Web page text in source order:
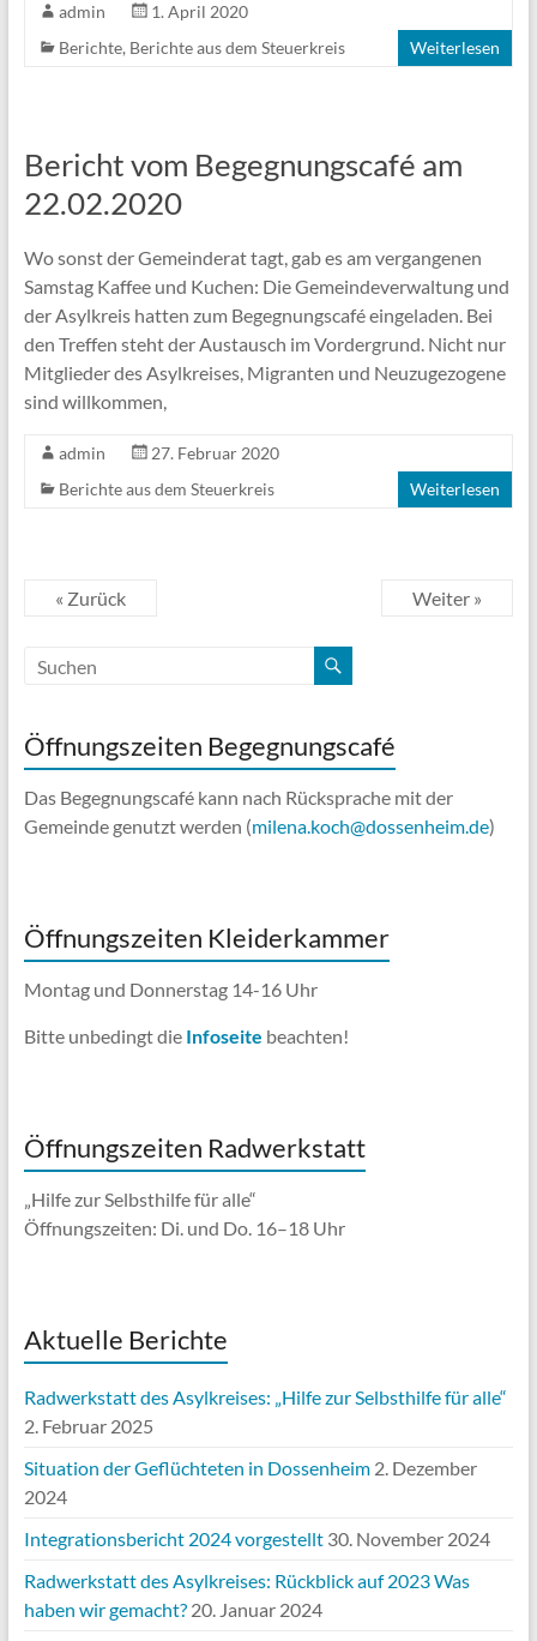
admin
1. April 2020
Berichte, Berichte aus dem Steuerkreis Weiterlesen
Bericht vom Begegnungscafé am
22.02.2020
Wo sonst der Gemeinderat tagt, gab es am vergangenen
Samstag Kaffee und Kuchen: Die Gemeindeverwaltung und
der Asylkreis hatten zum Begegnungscafé eingeladen. Bei
den Treffen steht der Austausch im Vordergrund. Nicht nur
Mitglieder des Asylkreises, Migranten und Neuzugezogene
sind willkommen,
admin
27. Februar 2020
Berichte aus dem Steuerkreis
Weiterlesen
« Zurück Weiter »
Öffnungszeiten Begegnungscafé
Das Begegnungscafé kann nach Rücksprache mit der
Gemeinde genutzt werden (milena.koch@dossenheim.de)
Öffnungszeiten Kleiderkammer
Montag und Donnerstag 14-16 Uhr
Bitte unbedingt die Infoseite beachten!
Öffnungszeiten Radwerkstatt
„Hilfe zur Selbsthilfe für alle“
Öffnungszeiten: Di. und Do. 16–18 Uhr
Aktuelle Berichte
Radwerkstatt des Asylkreises: „Hilfe zur Selbsthilfe für alle“
2. Februar 2025
Situation der Geflüchteten in Dossenheim 2. Dezember
2024
Integrationsbericht 2024 vorgestellt 30. November 2024
Radwerkstatt des Asylkreises: Rückblick auf 2023 Was
haben wir gemacht? 20. Januar 2024